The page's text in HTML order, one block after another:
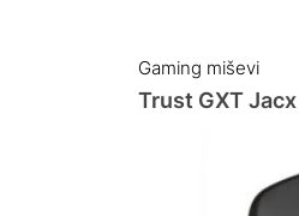
Gaming miševi
Trust GXT